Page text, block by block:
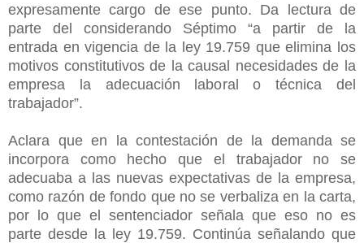
expresamente cargo de ese punto. Da lectura de
parte del considerando Séptimo “a partir de la
entrada en vigencia de la ley 19.759 que elimina los
motivos constitutivos de la causal necesidades de la
empresa la adecuación laboral o técnica del
trabajador”.
Aclara que en la contestación de la demanda se
incorpora como hecho que el trabajador no se
adecuaba a las nuevas expectativas de la empresa,
como razón de fondo que no se verbaliza en la carta,
por lo que el sentenciador señala que eso no es
parte desde la ley 19.759. Continúa señalando que